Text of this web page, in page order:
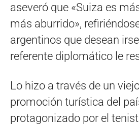
aseveró que «Suiza es
más aburrido»,
argentinos que desean
referente diplomático le
Lo hizo a través de un
promoción turística del
protagonizado por el